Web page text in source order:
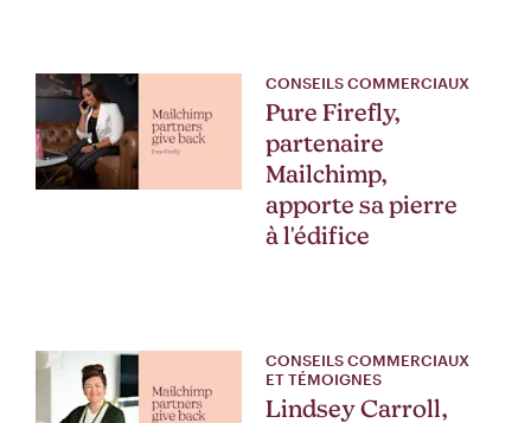
CONSEILS COMMERCIAUX
Pure Firefly,
partenaire
Mailchimp,
apporte sa pierre
à l'édifice
CONSEILS COMMERCIAUX
ET TÉMOIGNES
Lindsey Carroll,